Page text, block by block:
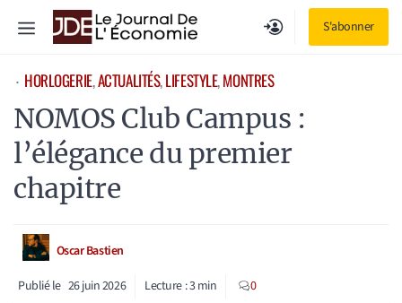
S'abonner
Menu
⋅ HORLOGERIE, ACTUALITÉS, LIFESTYLE, MONTRES
NOMOS Club Campus :
l’élégance du premier
chapitre
Oscar Bastien
Publié le 26 juin 2026 Lecture :3min 0